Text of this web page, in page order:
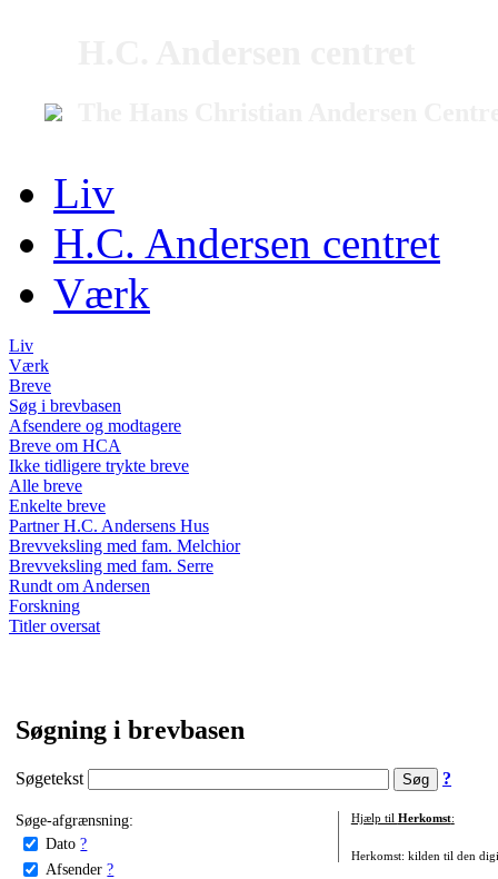
Liv
H.C. Andersen centret
Værk
Liv
Værk
Breve
Søg i brevbasen
Afsendere og modtagere
Breve om HCA
Ikke tidligere trykte breve
Alle breve
Enkelte breve
Partner H.C. Andersens Hus
Brevveksling med fam. Melchior
Brevveksling med fam. Serre
Rundt om Andersen
Forskning
Titler oversat
Søgning i brevbasen
Søgetekst ?
Søge-afgrænsning:
Dato ?
Afsender ?
Hjælp til Herkomst:
Herkomst: kilden til den